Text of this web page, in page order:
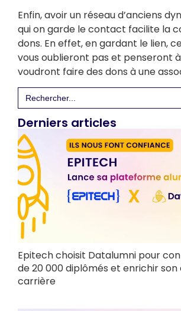
Enfin, avoir un réseau d’anciens
qui on garde le contact facilite la
dons. En effet, en gardant le lien,
vous oublieront pas et penseront à
voudront faire des dons à une
Search
for:
Derniers articles
Epitech choisit Datalumni pour
de 20 000 diplômés et enrichir
carrière